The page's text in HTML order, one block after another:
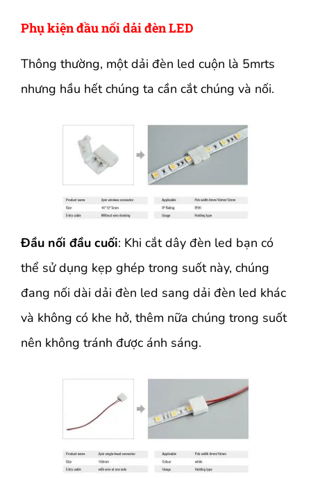
Phụ kiện đầu nối dải đèn LED
Thông thường, một dải đèn led cuộn là 5mrts
nhưng hầu hết chúng ta cần cắt chúng và nối.
Đầu nối đầu cuối: Khi cắt dây đèn led bạn có
thể sử dụng kẹp ghép trong suốt này, chúng
đang nối dài dải đèn led sang dải đèn led khác
và không có khe hở, thêm nữa chúng trong suốt
nên không tránh được ánh sáng.